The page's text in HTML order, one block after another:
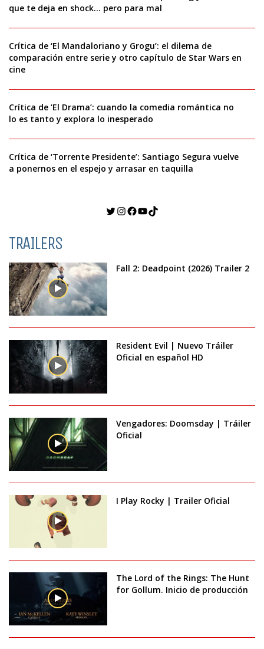
que te deja en shock… pero para mal
Crítica de ‘El Mandaloriano y Grogu’: el dilema de
comparación entre serie y otro capítulo de Star Wars en
cine
Crítica de ‘El Drama’: cuando la comedia romántica no
lo es tanto y explora lo inesperado
Crítica de ‘Torrente Presidente’: Santiago Segura vuelve
a ponernos en el espejo y arrasar en taquilla
Twitter
Instagram
Facebook
YouTube
TikTok
TRAILERS
Fall 2: Deadpoint (2026) Trailer 2
Resident Evil | Nuevo Tráiler
Oficial en español HD
Vengadores: Doomsday | Tráiler
Oficial
I Play Rocky | Trailer Oficial
The Lord of the Rings: The Hunt
for Gollum. Inicio de producción